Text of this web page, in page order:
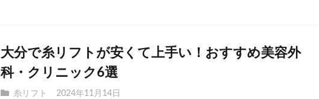
大分で糸リフトが安くて上手い！おすすめ美容外
科・クリニック6選
糸リフト 2024年11月14日